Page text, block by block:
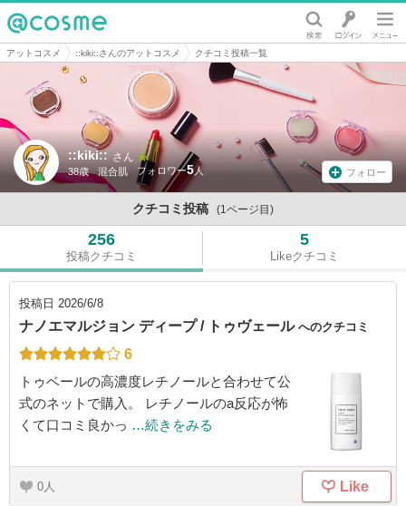
@cosme
アットコスメ ::kiki::さんのアットコスメ クチコミ投稿一覧
::kiki:: さん
38歳 混合肌 5 フォロー
クチコミ投稿 (1ページ目)
256
投稿クチコミ
5
Likeクチコミ
投稿日 2026/6/8
ナノエマルジョン ディープ / トゥヴェール へのクチコミ
6
トゥベールの高濃度レチノールと合わせて公
式のネットで購入。 レチノールのa反応が怖
くて口コミ良かっ …続きをみる
0 Like